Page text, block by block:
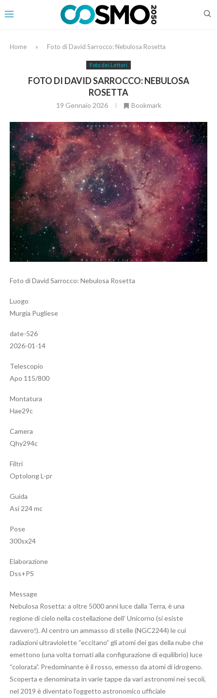
Home » Foto di David Sarrocco: Nebulosa Rosetta
Foto dei Lettori
FOTO DI DAVID SARROCCO: NEBULOSA
ROSETTA
19 Gennaio 2026 Bookmark
Foto di David Sarrocco: Nebulosa Rosetta
Luogo
Murgia Pugliese
date-526
2026-01-14
Telescopio
Apo 115/800
Montatura
Hae29c
Camera
Qhy294c
Filtri
Optolong L-pr
Guida
Asi 224 mc
Pose
300sx24
Elaborazione
Dss+PS
Message
Nebulosa Rosetta: a oltre 5000 anni luce dalla Terra, è una
regione di cielo nella costellazione dell’ Unicorno (si esiste
davvero!). Al centro un ammasso di stelle (NGC2244) le cui
radiazioni ultraviolette “eccitano” gli atomi dei gas della nube che
emettono (una volta tornati alla configurazione di equilibrio) luce
“colorata”. Predominante è il rosso, emesso da atomi di idrogeno.
Scoperta e denominata in varie tappe da vari astronomi nei secoli,
nel 2019 è diventato l’oggetto astronomico ufficiale